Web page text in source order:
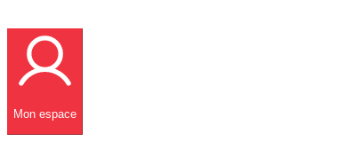
Mon espace